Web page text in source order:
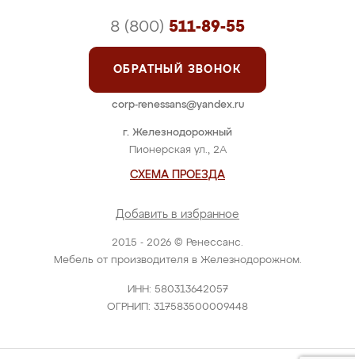
2015 - 2026 © Ренессанс.
Мебель от производителя в Железнодорожном.
ИНН: 580313642057
ОГРНИП: 317583500009448
г. Железнодорожный
Пионерская ул., 2А
СХЕМА ПРОЕЗДА
Добавить в избранное
8 (800) 511-89-55
ОБРАТНЫЙ ЗВОНОК
corp-renessans@yandex.ru